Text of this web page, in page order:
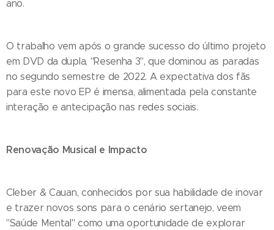
ano.
O trabalho vem após o grande sucesso do último projeto
em DVD da dupla, "Resenha 3", que dominou as paradas
no segundo semestre de 2022. A expectativa dos fãs
para este novo EP é imensa, alimentada pela constante
interação e antecipação nas redes sociais.
Renovação Musical e Impacto
Cleber & Cauan, conhecidos por sua habilidade de inovar
e trazer novos sons para o cenário sertanejo, veem
"Saúde Mental" como uma oportunidade de explorar